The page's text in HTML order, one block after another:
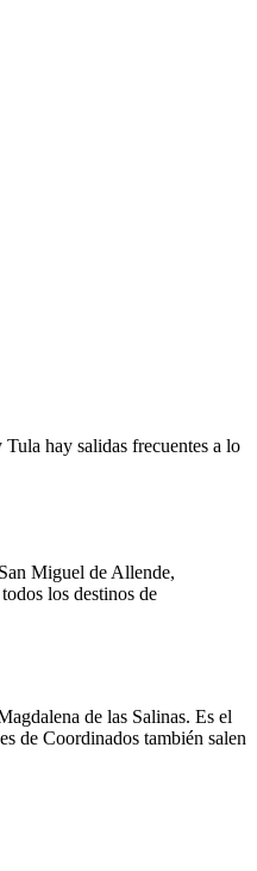
hay salidas frecuentes a lo
Miguel de Allende,
los destinos de
de las Salinas. Es el
de Coordinados también salen